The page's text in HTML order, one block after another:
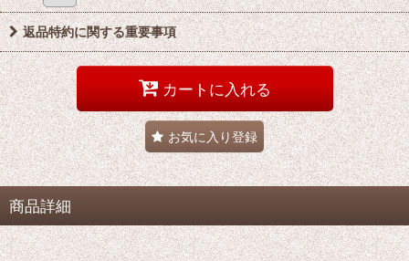
返品特約に関する重要事項
カートに入れる
お気に入り登録
商品詳細